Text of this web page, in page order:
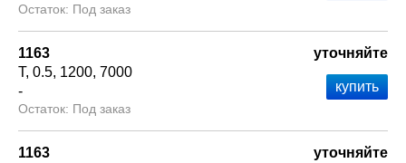
Под заказ
1163
Т 0.5 1200 7000
-
Под заказ
уточняйте
1163
уточняйте